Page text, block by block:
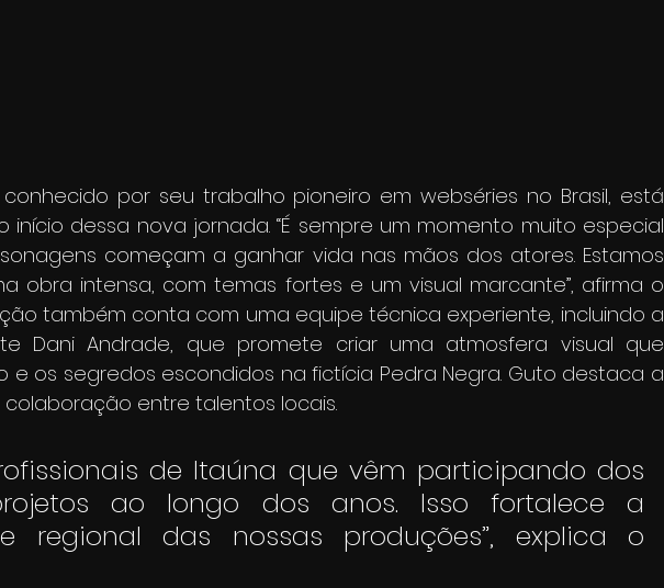
por seu trabalho pioneiro em webséries no Brasil, está
início dessa nova jornada. “É sempre um momento muito especial
começam a ganhar vida nas mãos dos atores. Estamos
obra intensa, com temas fortes e um visual marcante”, afirma o
também conta com uma equipe técnica experiente, incluindo a
Dani Andrade, que promete criar uma atmosfera visual que
e os segredos escondidos na fictícia Pedra Negra. Guto destaca a
entre talentos locais.
de Itaúna que vêm participando dos
ao longo dos anos. Isso fortalece a
regional das nossas produções”, explica o